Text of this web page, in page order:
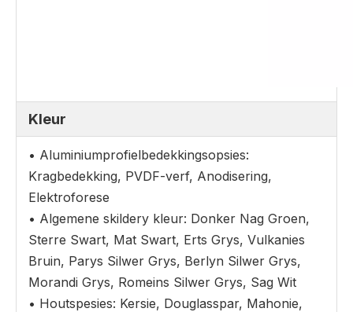
Kleur
• Aluminiumprofielbedekkingsopsies:
Kragbedekking, PVDF-verf, Anodisering,
Elektroforese
• Algemene skildery kleur: Donker Nag Groen,
Sterre Swart, Mat Swart, Erts Grys, Vulkanies
Bruin, Parys Silwer Grys, Berlyn Silwer Grys,
Morandi Grys, Romeins Silwer Grys, Sag Wit
• Houtspesies: Kersie, Douglasspar, Mahonie,